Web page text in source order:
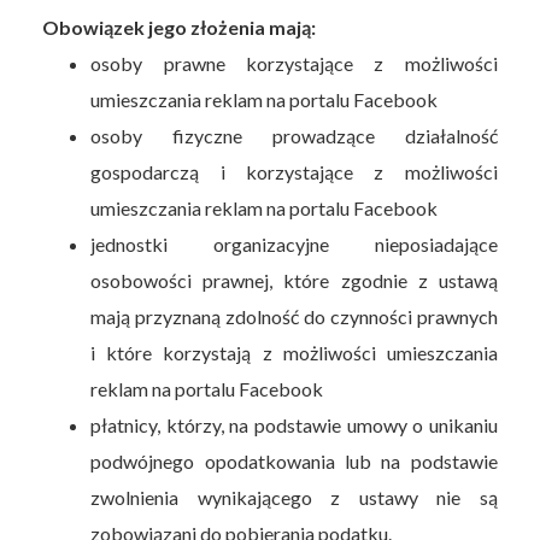
Obowiązek jego złożenia mają:
osoby prawne korzystające z możliwości
umieszczania reklam na portalu Facebook
osoby fizyczne prowadzące działalność
gospodarczą i korzystające z możliwości
umieszczania reklam na portalu Facebook
jednostki organizacyjne nieposiadające
osobowości prawnej, które zgodnie z ustawą
mają przyznaną zdolność do czynności prawnych
i które korzystają z możliwości umieszczania
reklam na portalu Facebook
płatnicy, którzy, na podstawie umowy o unikaniu
podwójnego opodatkowania lub na podstawie
zwolnienia wynikającego z ustawy nie są
zobowiązani do pobierania podatku.